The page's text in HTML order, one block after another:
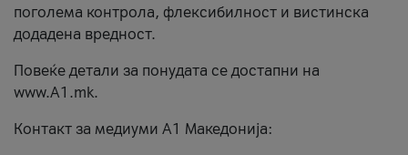
поголема контрола, флексибилност и вистинска
додадена вредност.
Повеќе детали за понудата се достапни на
www.А1.mk.
Контакт за медиуми А1 Македонија: